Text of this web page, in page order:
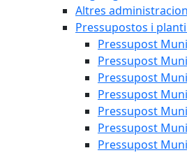
Altres
Pressupostos i
Pressupost
Pressupost
Pressupost
Pressupost
Pressupost
Pressupost
Pressupost